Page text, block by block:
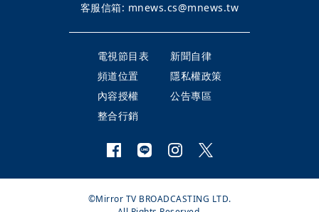
客服信箱: mnews.cs@mnews.tw
電視節目表
新聞自律
頻道位置
隱私權政策
內容授權
公告專區
整合行銷
©Mirror TV BROADCASTING LTD.